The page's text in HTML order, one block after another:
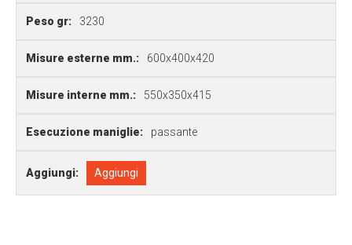
Peso gr: 3230
Misure esterne mm.: 600x400x420
Misure interne mm.: 550x350x415
Esecuzione maniglie: passante
Aggiungi: Aggiungi